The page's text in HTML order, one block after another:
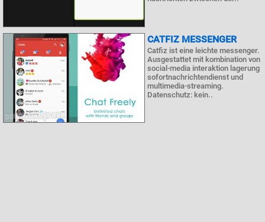
CATFIZ MESSENGER
Catfiz ist eine leichte messenger.
Ausgestattet mit kombination von
social-media interaktion lagerung
sofortnachrichtendienst und
multimedia-streaming.
Datenschutz: kein..